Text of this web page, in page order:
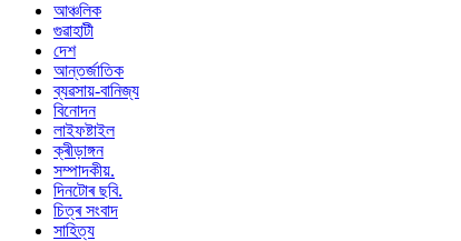
আঞ্চলিক
গুৱাহাটী
দেশ
আন্তৰ্জাতিক
ব্যৱসায়-বানিজ্য
বিনোদন
লাইফষ্টাইল
ক্ৰীড়াঙ্গন
সম্পাদকীয়.
দিনটোৰ ছবি.
চিত্ৰ সংবাদ
সাহিত্য